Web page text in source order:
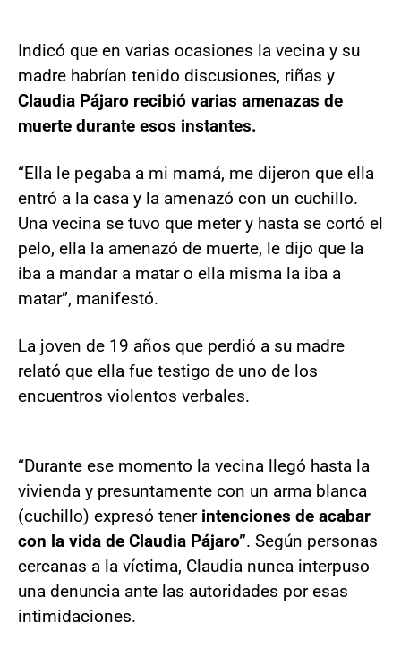
Indicó que en varias ocasiones la vecina y su
madre habrían tenido discusiones, riñas y
Claudia Pájaro recibió varias amenazas de
muerte durante esos instantes.
“Ella le pegaba a mi mamá, me dijeron que ella
entró a la casa y la amenazó con un cuchillo.
Una vecina se tuvo que meter y hasta se cortó el
pelo, ella la amenazó de muerte, le dijo que la
iba a mandar a matar o ella misma la iba a
matar”, manifestó.
La joven de 19 años que perdió a su madre
relató que ella fue testigo de uno de los
encuentros violentos verbales.
“Durante ese momento la vecina llegó hasta la
vivienda y presuntamente con un arma blanca
(cuchillo) expresó tener intenciones de acabar
con la vida de Claudia Pájaro”. Según personas
cercanas a la víctima, Claudia nunca interpuso
una denuncia ante las autoridades por esas
intimidaciones.